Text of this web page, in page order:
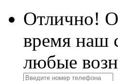
Отлично!
время наш
любые